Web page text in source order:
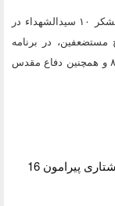
سردار علی فضلی فرمانده لشکر المهدی (عج) و لشکر ۱۰ سیدالشهداء در
مستضعفین، در برنامه
شناسنامه اگفته‌هایی از فتنه‌های سال‌های ۷۳، ۷۸ و ۸۸ و همچنین دفاع مقدس
چرا نظام حاضر به پذیرش "خاتمی" نیست؟/نوشتاری پیرامون 16